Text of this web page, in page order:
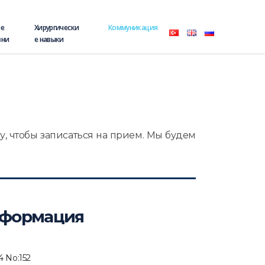
Хирургически
е навыки
Коммуникация
чтобы записаться на прием. Мы будем
No:152